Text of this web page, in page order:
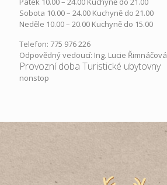
Sobota ​10.00 – 24.00​​ Kuchyně do 21.00
Neděle ​10.00 – 20.00​​ Kuchyně do 15.00
Telefon: 775 976 226
Odpovědný vedoucí: Ing. Lucie Řimnáčová
Provozní doba Turistické ubytovny
nonstop